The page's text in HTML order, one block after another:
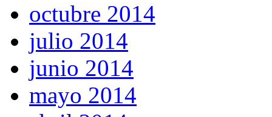
octubre 2014
julio 2014
junio 2014
mayo 2014